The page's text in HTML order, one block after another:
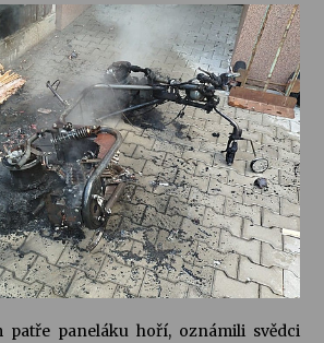
koncerty ve Stromovce: Kolchoz a
7. 2026
ploty
7. 2026
koncerty ve Stromovce: Rufus Miller
7. 2026
7. 2026
patře paneláku hoří, oznámili svědci